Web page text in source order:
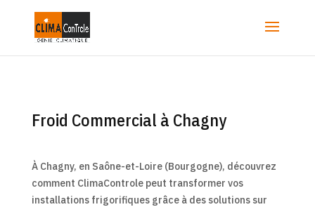
Froid Commercial à Chagny
À Chagny, en Saône-et-Loire (Bourgogne), découvrez
comment ClimaControle peut transformer vos
installations frigorifiques grâce à des solutions sur